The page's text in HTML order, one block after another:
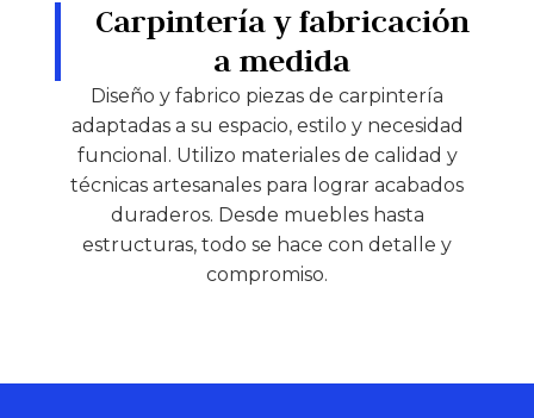
Carpintería y fabricación
a medida
Diseño y fabrico piezas de carpintería
adaptadas a su espacio, estilo y necesidad
funcional. Utilizo materiales de calidad y
técnicas artesanales para lograr acabados
duraderos. Desde muebles hasta
estructuras, todo se hace con detalle y
compromiso.